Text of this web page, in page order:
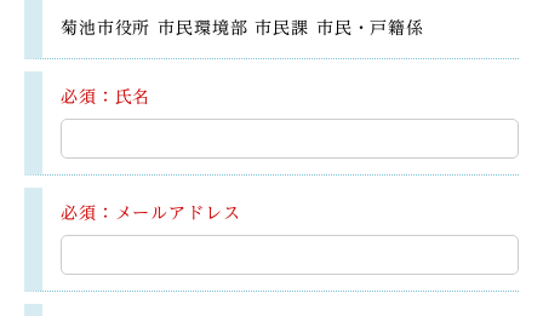
菊池市役所 市民環境部 市民課 市民・戸籍係
必須：氏名
必須：メールアドレス